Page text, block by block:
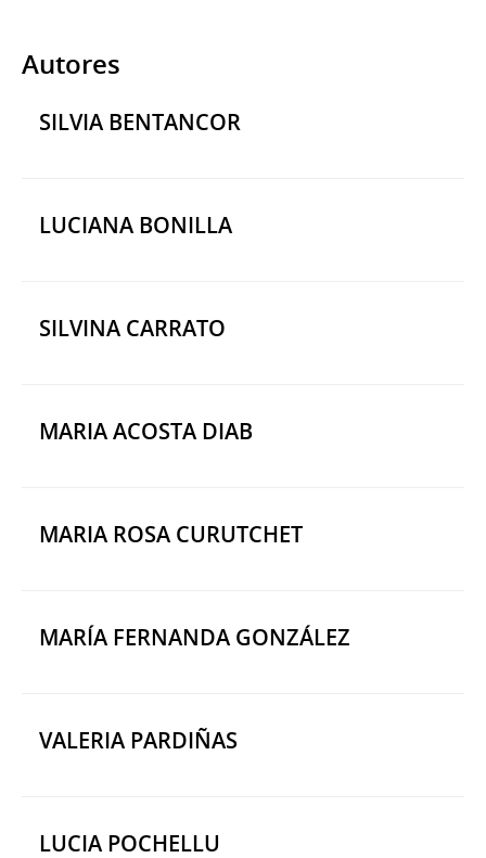
Autores
SILVIA BENTANCOR
LUCIANA BONILLA
SILVINA CARRATO
MARIA ACOSTA DIAB
MARIA ROSA CURUTCHET
MARÍA FERNANDA GONZÁLEZ
VALERIA PARDIÑAS
LUCIA POCHELLU